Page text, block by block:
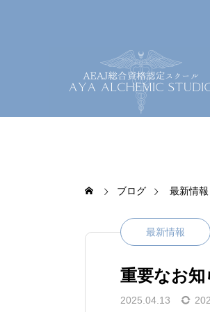
ホーム 最新
ブログ 最新情報
最新情報
重要なお知
2025.04.13